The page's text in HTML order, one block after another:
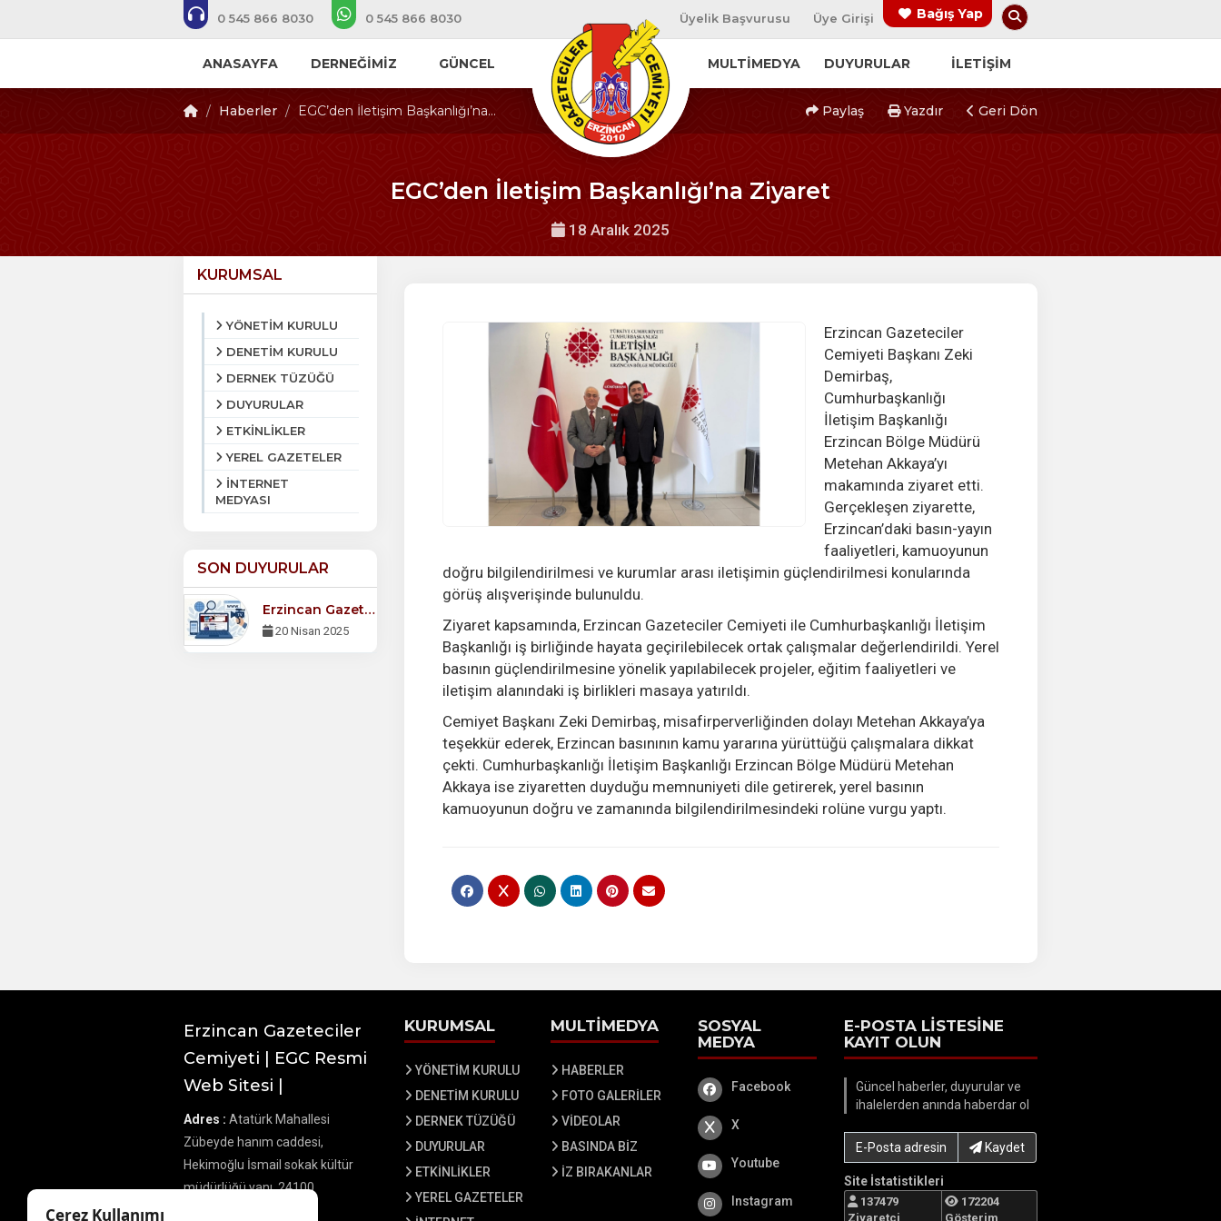
0 545 866 8030 0 545 866 8030 Üyelik Başvurusu Üye Girişi Bağış Yap
ANASAYFA DERNEĞİMİZ GÜNCEL MULTİMEDYA DUYURULAR İLETİŞİM
Haberler EGC’den İletişim Başkanlığı’na... Paylaş Yazdır Geri Dön
EGC’den İletişim Başkanlığı’na Ziyaret
18 Aralık 2025
KURUMSAL
YÖNETİM KURULU
DENETİM KURULU
DERNEK TÜZÜĞÜ
DUYURULAR
ETKİNLİKLER
YEREL GAZETELER
İNTERNET
MEDYASI
SON DUYURULAR
Erzincan Gazeteciler Cemiyeti Derneği Web Sitemiz Yayında!
20 Nisan 2025
Erzincan Gazeteciler
Cemiyeti Başkanı Zeki
Demirbaş,
Cumhurbaşkanlığı
İletişim Başkanlığı
Erzincan Bölge Müdürü
Metehan Akkaya’yı
makamında ziyaret etti.
Gerçekleşen ziyarette,
Erzincan’daki basın-yayın
faaliyetleri, kamuoyunun
doğru bilgilendirilmesi ve kurumlar arası iletişimin güçlendirilmesi konularında
görüş alışverişinde bulunuldu.
Ziyaret kapsamında, Erzincan Gazeteciler Cemiyeti ile Cumhurbaşkanlığı İletişim
Başkanlığı iş birliğinde hayata geçirilebilecek ortak çalışmalar değerlendirildi. Yerel
basının güçlendirilmesine yönelik yapılabilecek projeler, eğitim faaliyetleri ve
iletişim alanındaki iş birlikleri masaya yatırıldı.
Cemiyet Başkanı Zeki Demirbaş, misafirperverliğinden dolayı Metehan Akkaya’ya
teşekkür ederek, Erzincan basınının kamu yararına yürüttüğü çalışmalara dikkat
çekti. Cumhurbaşkanlığı İletişim Başkanlığı Erzincan Bölge Müdürü Metehan
Akkaya ise ziyaretten duyduğu memnuniyeti dile getirerek, yerel basının
kamuoyunun doğru ve zamanında bilgilendirilmesindeki rolüne vurgu yaptı.
Erzincan Gazeteciler
Cemiyeti | EGC Resmi
Web Sitesi |
Adres : Atatürk Mahallesi
Zübeyde hanım caddesi,
Hekimoğlu İsmail sokak kültür
müdürlüğü yanı, 24100
KURUMSAL
YÖNETİM KURULU
DENETİM KURULU
DERNEK TÜZÜĞÜ
DUYURULAR
ETKİNLİKLER
YEREL GAZETELER
MULTİMEDYA
HABERLER
FOTO GALERİLER
VİDEOLAR
BASINDA BİZ
İZ BIRAKANLAR
SOSYAL
MEDYA
Facebook
Facebook
X
X
Youtube
Youtube
Instagram
Instagram
E-POSTA LİSTESİNE
KAYIT OLUN
Güncel haberler, duyurular ve
ihalelerden anında haberdar ol
E-Posta adresinizi yazın...Kaydet
Site İstatistikleri
137479
Ziyaretci
172204
Gösterim
Çerez Kullanımı